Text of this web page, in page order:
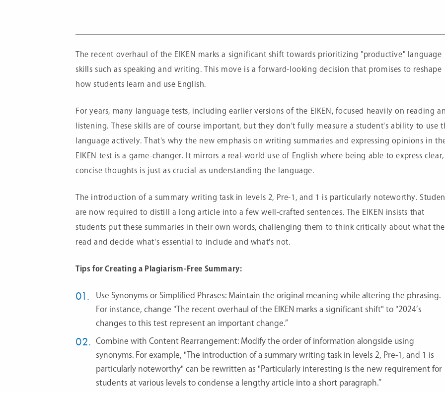
The recent overhaul of the EIKEN marks a significant shift towards prioritizing "productive" language
skills such as speaking and writing. This move is a forward-looking decision that promises to reshape
how students learn and use English.
For years, many language tests, including earlier versions of the EIKEN, focused heavily on reading
listening. These skills are of course important, but they don't fully measure a student's ability to use
language actively. That's why the new emphasis on writing summaries and expressing opinions in
EIKEN test is a game-changer. It mirrors a real-world use of English where being able to express clear,
concise thoughts is just as crucial as understanding the language.
The introduction of a summary writing task in levels 2, Pre-1, and 1 is particularly noteworthy.
are now required to distill a long article into a few well-crafted sentences. The EIKEN insists that
students put these summaries in their own words, challenging them to think critically about what
read and decide what's essential to include and what's not.
Tips for Creating a Plagiarism-Free Summary:
Use Synonyms or Simplified Phrases: Maintain the original meaning while altering the phrasing.
For instance, change "The recent overhaul of the EIKEN marks a significant shift" to "2024’s
changes to this test represent an important change.”
Combine with Content Rearrangement: Modify the order of information alongside using
synonyms. For example, "The introduction of a summary writing task in levels 2, Pre-1, and 1 is
particularly noteworthy" can be rewritten as "Particularly interesting is the new requirement for
students at various levels to condense a lengthy article into a short paragraph.”